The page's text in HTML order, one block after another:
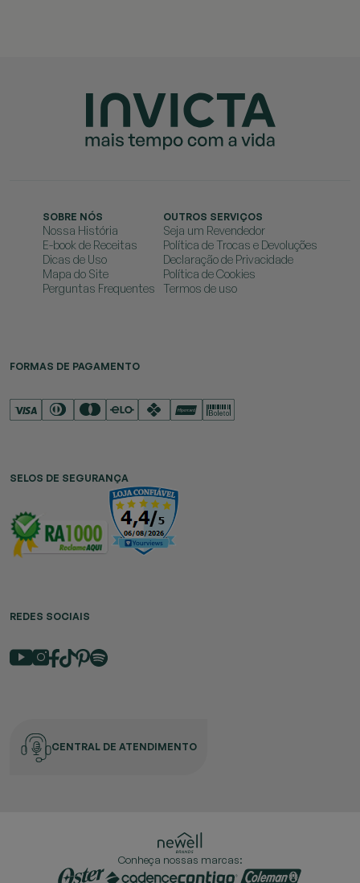
SOBRE NÓS
Nossa História
E-book de Receitas
Dicas de Uso
Mapa do Site
Perguntas Frequentes
OUTROS SERVIÇOS
Seja um Revendedor
Política de Trocas e Devoluções
Declaração de Privacidade
Política de Cookies
Termos de uso
FORMAS DE PAGAMENTO
SELOS DE SEGURANÇA
REDES SOCIAIS
CENTRAL DE ATENDIMENTO
Conheça nossas marcas: